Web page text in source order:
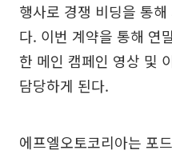
행사로 경쟁 비딩을 통
다. 이번 계약을 통해 연
한 메인 캠페인 영상 및
담당하게 된다.
에프엘오토코리아는 포